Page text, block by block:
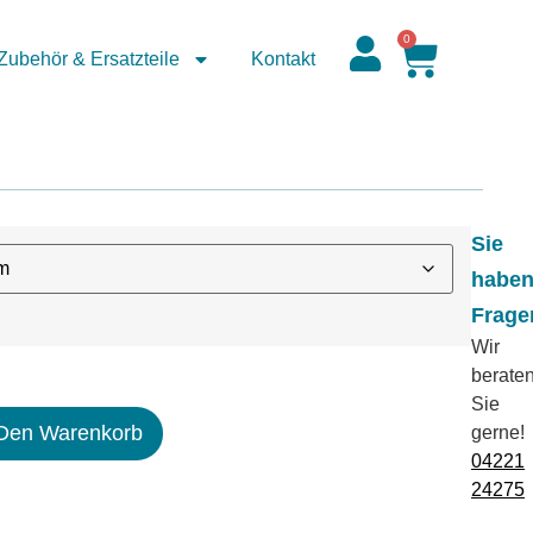
& Ersatzteile Kontakt
0
Warenkorb
Sie
haben
Wir
Sie
gerne!
04221
24275